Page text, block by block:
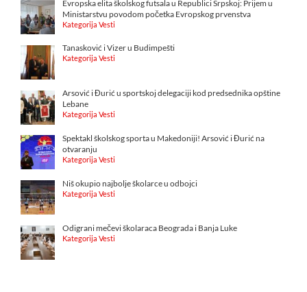
Evropska elita školskog futsala u Republici Srpskoj: Prijem u
Ministarstvu povodom početka Evropskog prvenstva
Kategorija Vesti
Tanasković i Vizer u Budimpešti
Kategorija Vesti
Arsović i Đurić u sportskoj delegaciji kod predsednika opštine
Lebane
Kategorija Vesti
Spektakl školskog sporta u Makedoniji! Arsović i Đurić na
otvaranju
Kategorija Vesti
Niš okupio najbolje školarce u odbojci
Kategorija Vesti
Odigrani mečevi školaraca Beograda i Banja Luke
Kategorija Vesti